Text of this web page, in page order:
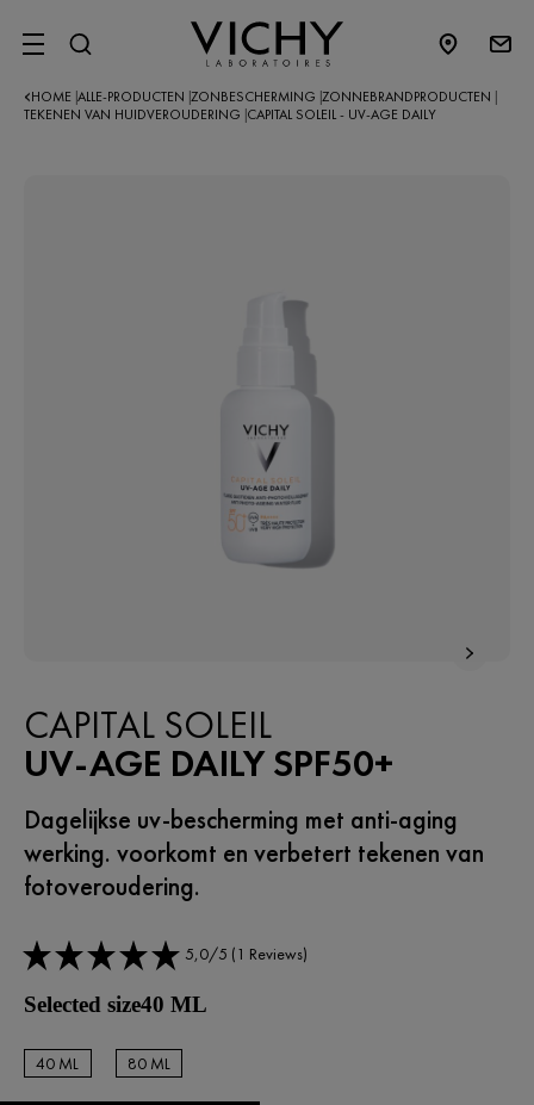
SITE MENU
HOME ALLE-PRODUCTEN ZONBESCHERMING ZONNEBRANDPRODUCTEN
TEKENEN VAN HUIDVEROUDERING CAPITAL SOLEIL - UV-AGE DAILY
CAPITAL SOLEIL
UV-AGE DAILY SPF50+
Dagelijkse uv-bescherming met anti-aging
werking. voorkomt en verbetert tekenen van
fotoveroudering.
5,0/5 (1 Reviews)
Selected size40 ML
40 ML
40 ML 80 ML
40 ML